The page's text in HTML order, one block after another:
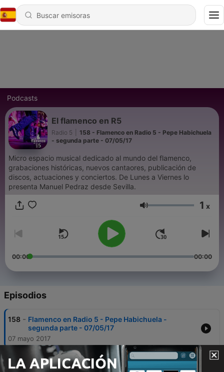
Podcasts
El flamenco en R5
Radio 5
158 - Flamenco en Radio 5 - Pepe Habichuela
- segunda parte - 07/05/17
Micro espacio musical dedicado al mundo del flamenco,
grabaciones históricas, nuevos cantaores, publicación de
discos, actuaciones y conciertos. De Lunes a Viernes lo
presenta Manuel Pedraz desde Sevilla.
Volumen 1 x
00:00 00:00
Episodios
158 - Flamenco en Radio 5 - Pepe Habichuela -
segunda parte - 07/05/17
07 mayo 2017
157 -
Flamenco en Radio 5 - Pepe Habichuela - primera
parte - 06/05/17